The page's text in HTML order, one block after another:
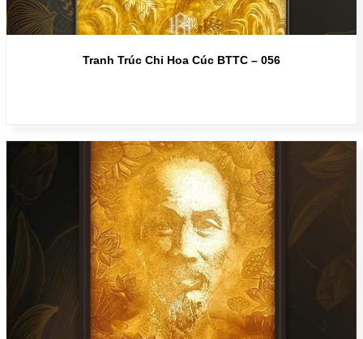
Tranh Trúc Chỉ Hoa Cúc BTTC – 056